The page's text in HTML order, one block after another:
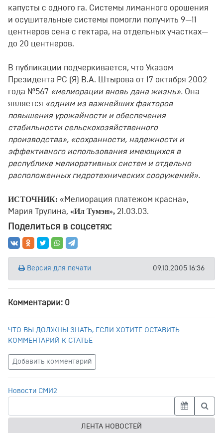
капусты с одного га. Системы лиманного орошения
и осушительные системы помогли получить 9—11
центнеров сена с гектара, на отдельных участках—
до 20 центнеров.
В публикации подчеркивается, что Указом
Президента PC (Я) В.А. Штырова от 17 октября 2002
года №567 «мелиорации вновь дана жизнь». Она
является «одним из важнейших факторов
повышения урожайности и обеспечения
стабильности сельскохозяйственного
производства», «сохранности, надежности и
эффективного использования имеющихся в
республике мелиоративных систем и отдельно
расположенных гидротехнических сооружений».
ИСТОЧНИК: «Мелиорация платежом красна»,
Мария Трулина, «Ил Тумэн», 21.03.03.
Поделиться в соцсетях:
Версия для печати 09.10.2005 16:36
Комментарии: 0
ЧТО ВЫ ДОЛЖНЫ ЗНАТЬ, ЕСЛИ ХОТИТЕ ОСТАВИТЬ
КОММЕНТАРИЙ К СТАТЬЕ
Добавить комментарий
Новости СМИ2
ЛЕНТА НОВОСТЕЙ